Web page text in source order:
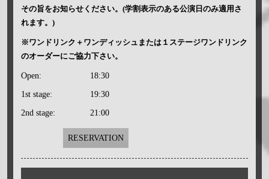
その旨をお知らせください。(学割表示のある公演日のみ適用さ
れます。)
※ワンドリンク＋ワンディッシュまたは１ステージワンドリンク
のオーダーにご協力下さい。
Open: 18:30
1st stage: 19:30
2nd stage: 21:00
RESERVATION